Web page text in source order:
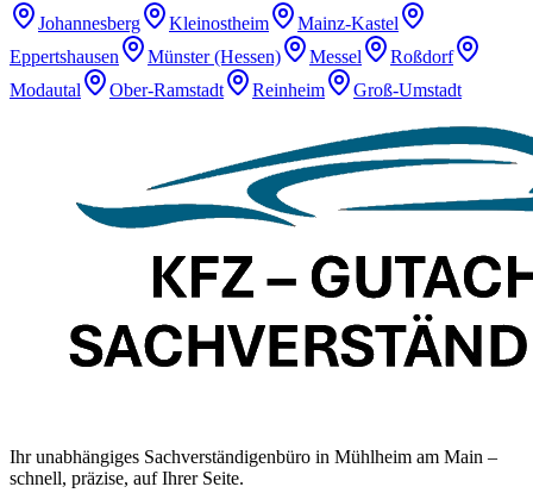
Johannesberg Kleinostheim
Mainz-Kastel
Eppertshausen
Münster (Hessen) Messel
Roßdorf
Modautal
Ober-Ramstadt Reinheim Groß-Umstadt
Ihr unabhängiges Sachverständigenbüro in Mühlheim am Main –
schnell, präzise, auf Ihrer Seite.